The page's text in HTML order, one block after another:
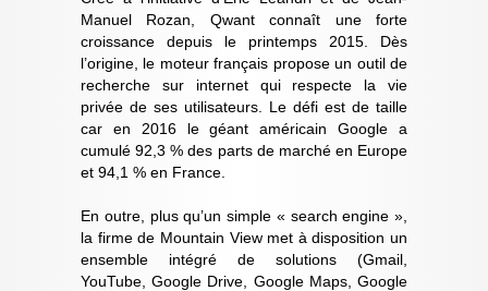
Manuel Rozan, Qwant connaît une forte
croissance depuis le printemps 2015. Dès
l’origine, le moteur français propose un outil de
recherche sur internet qui respecte la vie
privée de ses utilisateurs. Le défi est de taille
car en 2016 le géant américain Google a
cumulé 92,3 % des parts de marché en Europe
et 94,1 % en France.
En outre, plus qu’un simple « search engine »,
la firme de Mountain View met à disposition un
ensemble intégré de solutions (Gmail,
YouTube, Google Drive, Google Maps, Google